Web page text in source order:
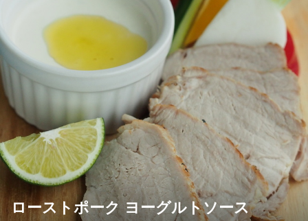
ローストポーク ヨーグルトソース